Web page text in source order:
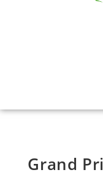
Grand